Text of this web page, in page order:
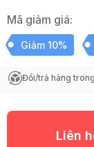
Mã giảm giá:
Giảm 10%
Đổi/trả hàng
Liên